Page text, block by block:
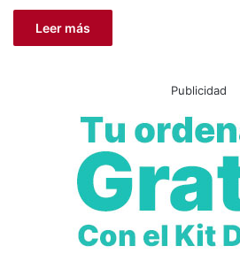
Leer más
Publicidad